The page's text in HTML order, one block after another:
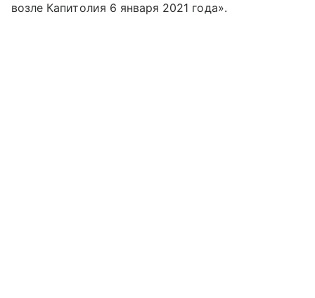
возле Капитолия 6 января 2021 года».